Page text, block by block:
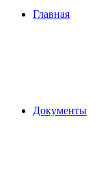
Главная
Документы